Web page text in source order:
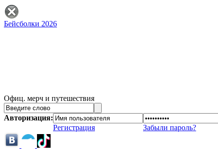
Бейсболки 2026
Офиц. мерч и путешествия
Авторизация:
Регистрация
Забыли пароль?